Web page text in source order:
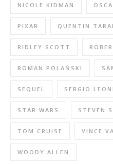
NICOLE KIDMAN
PIXAR QUENTIN
RIDLEY SCOTT
ROMAN POLAŃSKI
SEQUEL SERGIO
STAR WARS STEVEN
TOM CRUISE VINCE
WOODY ALLEN